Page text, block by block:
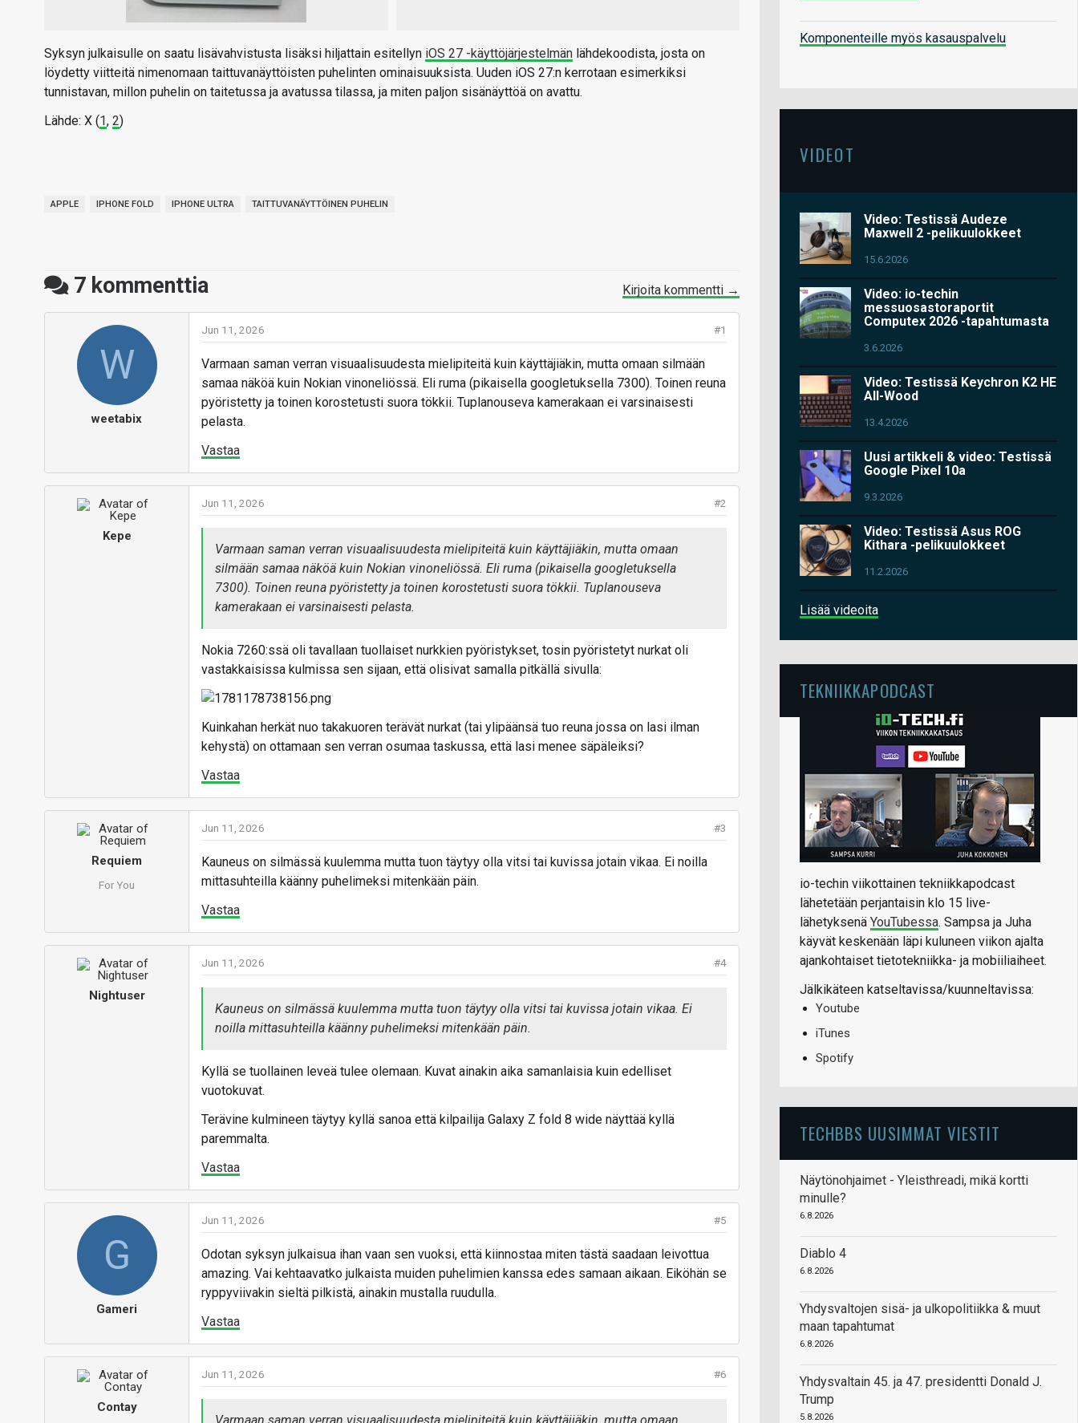
Syksyn julkaisulle on saatu lisävahvistusta lisäksi hiljattain esitellyn iOS 27 -käyttöjärjestelmän lähdekoodista, josta on
löydetty viitteitä nimenomaan taittuvanäyttöisten puhelinten ominaisuuksista. Uuden iOS 27:n kerrotaan esimerkiksi
tunnistavan, millon puhelin on taitetussa ja avatussa tilassa, ja miten paljon sisänäyttöä on avattu.
Lähde: X (1, 2)
APPLE IPHONE FOLD IPHONE ULTRA TAITTUVANÄYTTÖINEN PUHELIN
7 kommenttia Kirjoita kommentti →
W
weetabix
#1
Jun 11, 2026
Varmaan saman verran visuaalisuudesta mielipiteitä kuin käyttäjiäkin, mutta omaan silmään
samaa näköä kuin Nokian vinoneliössä. Eli ruma (pikaisella googletuksella 7300). Toinen reuna
pyöristetty ja toinen korostetusti suora tökkii. Tuplanouseva kamerakaan ei varsinaisesti
pelasta.
Vastaa
Kepe
#2
Jun 11, 2026
Varmaan saman verran visuaalisuudesta mielipiteitä kuin käyttäjiäkin, mutta omaan
silmään samaa näköä kuin Nokian vinoneliössä. Eli ruma (pikaisella googletuksella
7300). Toinen reuna pyöristetty ja toinen korostetusti suora tökkii. Tuplanouseva
kamerakaan ei varsinaisesti pelasta.
Nokia 7260:ssä oli tavallaan tuollaiset nurkkien pyöristykset, tosin pyöristetyt nurkat oli
vastakkaisissa kulmissa sen sijaan, että olisivat samalla pitkällä sivulla:
Kuinkahan herkät nuo takakuoren terävät nurkat (tai ylipäänsä tuo reuna jossa on lasi ilman
kehystä) on ottamaan sen verran osumaa taskussa, että lasi menee säpäleiksi?
Vastaa
Requiem
For You
#3
Jun 11, 2026
Kauneus on silmässä kuulemma mutta tuon täytyy olla vitsi tai kuvissa jotain vikaa. Ei noilla
mittasuhteilla käänny puhelimeksi mitenkään päin.
Vastaa
Nightuser
#4
Jun 11, 2026
Kauneus on silmässä kuulemma mutta tuon täytyy olla vitsi tai kuvissa jotain vikaa. Ei
noilla mittasuhteilla käänny puhelimeksi mitenkään päin.
Kyllä se tuollainen leveä tulee olemaan. Kuvat ainakin aika samanlaisia kuin edelliset
vuotokuvat.
Terävine kulmineen täytyy kyllä sanoa että kilpailija Galaxy Z fold 8 wide näyttää kyllä
paremmalta.
Vastaa
G
Gameri
#5
Jun 11, 2026
Odotan syksyn julkaisua ihan vaan sen vuoksi, että kiinnostaa miten tästä saadaan leivottua
amazing. Vai kehtaavatko julkaista muiden puhelimien kanssa edes samaan aikaan. Eiköhän se
ryppyviivakin sieltä pilkistä, ainakin mustalla ruudulla.
Vastaa
Contay
#6
Jun 11, 2026
Komponenteille myös kasauspalvelu
VIDEOT
Video: Testissä Audeze
Maxwell 2 -pelikuulokkeet
15.6.2026
Video: io-techin
messuosastoraportit
Computex 2026 -tapahtumasta
3.6.2026
Video: Testissä Keychron K2 HE
All-Wood
13.4.2026
Uusi artikkeli & video: Testissä
Google Pixel 10a
9.3.2026
Video: Testissä Asus ROG
Kithara -pelikuulokkeet
11.2.2026
Lisää videoita
TEKNIIKKAPODCAST
io-techin viikottainen tekniikkapodcast
lähetetään perjantaisin klo 15 live-
lähetyksenä YouTubessa. Sampsa ja Juha
käyvät keskenään läpi kuluneen viikon ajalta
ajankohtaiset tietotekniikka- ja mobiiliaiheet.
Jälkikäteen katseltavissa/kuunneltavissa:
Youtube
iTunes
Spotify
TECHBBS UUSIMMAT VIESTIT
Näytönohjaimet - Yleisthreadi, mikä kortti
minulle?
6.8.2026
Diablo 4
6.8.2026
Yhdysvaltojen sisä- ja ulkopolitiikka & muut
maan tapahtumat
6.8.2026
Yhdysvaltain 45. ja 47. presidentti Donald J.
Trump
5.8.2026